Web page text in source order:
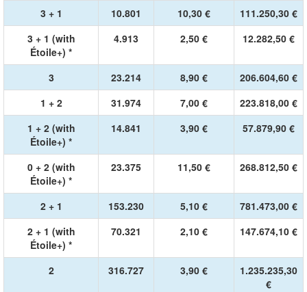
3 + 1 10.801 10,30 €
111.250,30 €
3 + 1 (with
Étoile+) *
4.913 2,50 € 12.282,50 €
3 23.214 8,90 €
206.604,60 €
1 + 2
31.974 7,00 €
223.818,00 €
1 + 2 (with
Étoile+) *
14.841 3,90 € 57.879,90 €
0 + 2 (with
Étoile+) *
23.375 11,50 € 268.812,50 €
2 + 1 153.230 5,10 €
781.473,00 €
2 + 1 (with
Étoile+) *
70.321 2,10 € 147.674,10 €
2 316.727 3,90 €
1.235.235,30
€